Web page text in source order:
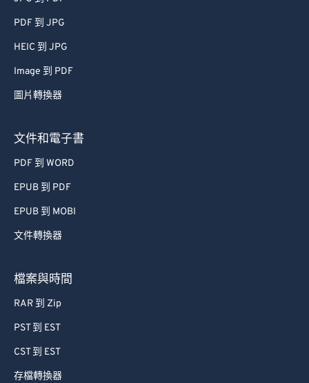
PDF 到 JPG
HEIC 到 JPG
Image 到 PDF
圖片轉換器
文件和電子書
PDF 到 WORD
EPUB 到 PDF
EPUB 到 MOBI
文件轉換器
檔案與時間
RAR 到 Zip
PST 到 EST
CST 到 EST
存檔轉換器